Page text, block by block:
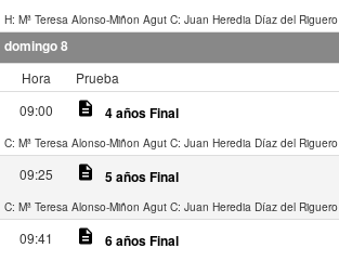
H: Mª Teresa Alonso-Miñon Agut C: Juan Heredia Díaz del Riguero
domingo 8
Hora
Prueba
09:00
description 4 años Final
C: Mª Teresa Alonso-Miñon Agut C: Juan Heredia Díaz del Riguero
09:25 description 5 años Final
C: Mª Teresa Alonso-Miñon Agut C: Juan Heredia Díaz del Riguero
09:41 description 6 años Final